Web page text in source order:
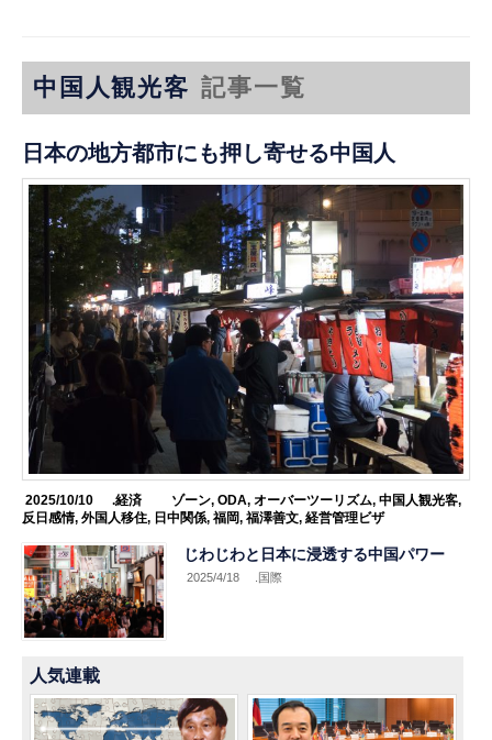
中国人観光客 記事一覧
日本の地方都市にも押し寄せる中国人
2025/10/10 .経済 ゾーン, ODA, オーバーツーリズム, 中国人観光客,
反日感情,外国人移住, 日中関係,福岡,福澤善文,経営管理ビザ
じわじわと日本に浸透する中国パワー
2025/4/18 .国際
人気連載